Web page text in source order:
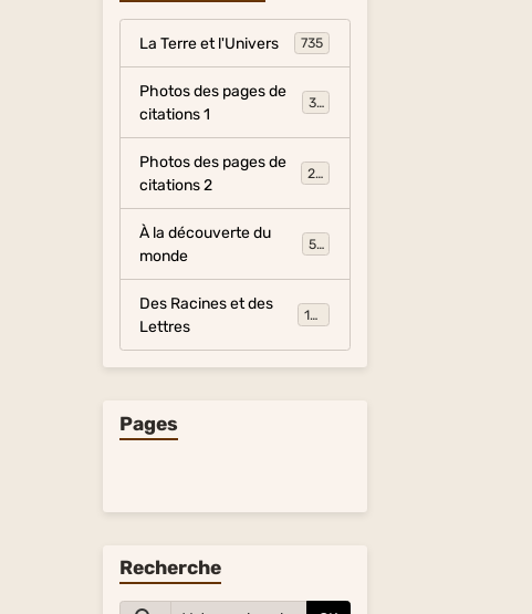
La Terre et l'Univers 735
Photos des pages de
citations 1
317
Photos des pages de
citations 2
281
À la découverte du
monde
54
Des Racines et des
Lettres
134
Pages
Recherche